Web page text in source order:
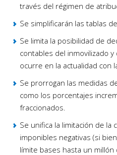
través del régimen de
Se simplificarán las tablas
Se limita la posibilidad de
contables del inmovilizado
ocurre en la actualidad con
Se prorrogan las medidas
como los porcentajes
fraccionados.
Se unifica la limitación de la
imponibles negativas (si
límite bases hasta un